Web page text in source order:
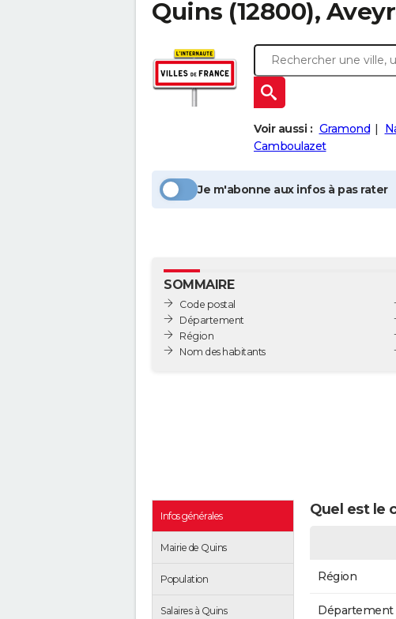
Quins (12800),
Voir aussi : Gramond
Camboulazet
Je m'abonne aux infos à pas rater
SOMMAIRE
Code postal
Département
Région
Nom des habitants
Infos générales
Mairie de Quins
Population
Salaires à Quins
Quel est le
Région
Département